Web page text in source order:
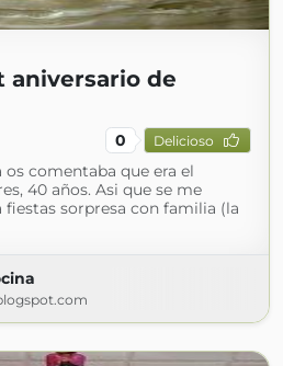
aniversario de
0 Delicioso
comentaba que era el
40 años. Asi que se me
sorpresa con familia (la